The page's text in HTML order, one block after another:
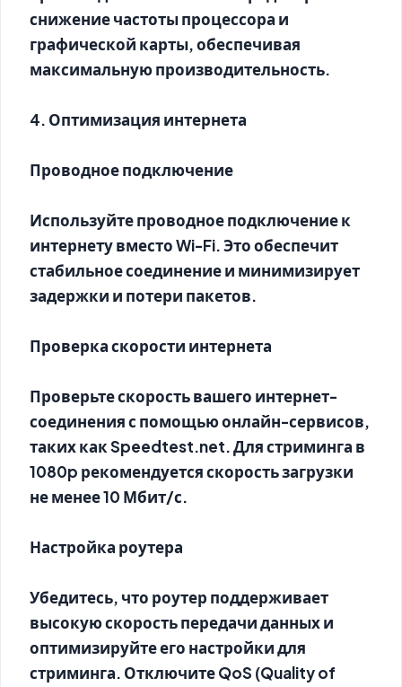
снижение частоты процессора и
графической карты, обеспечивая
максимальную производительность.
4. Оптимизация интернета
Проводное подключение
Используйте проводное подключение к
интернету вместо Wi-Fi. Это обеспечит
стабильное соединение и минимизирует
задержки и потери пакетов.
Проверка скорости интернета
Проверьте скорость вашего интернет-
соединения с помощью онлайн-сервисов,
таких как Speedtest.net. Для стриминга в
1080p рекомендуется скорость загрузки
не менее 10 Мбит/с.
Настройка роутера
Убедитесь, что роутер поддерживает
высокую скорость передачи данных и
оптимизируйте его настройки для
стриминга. Отключите QoS (Quality of